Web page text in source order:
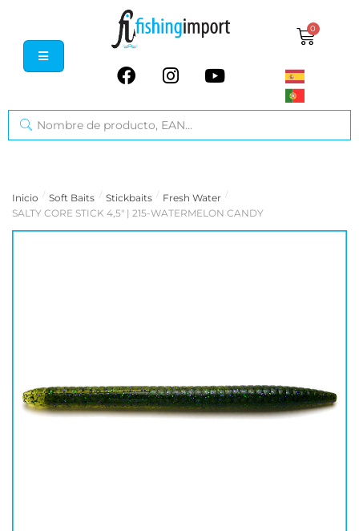
0
Inicio / Soft Baits / Stickbaits / Fresh Water /
SALTY CORE STICK 4,5" | 215-WATERMELON CANDY